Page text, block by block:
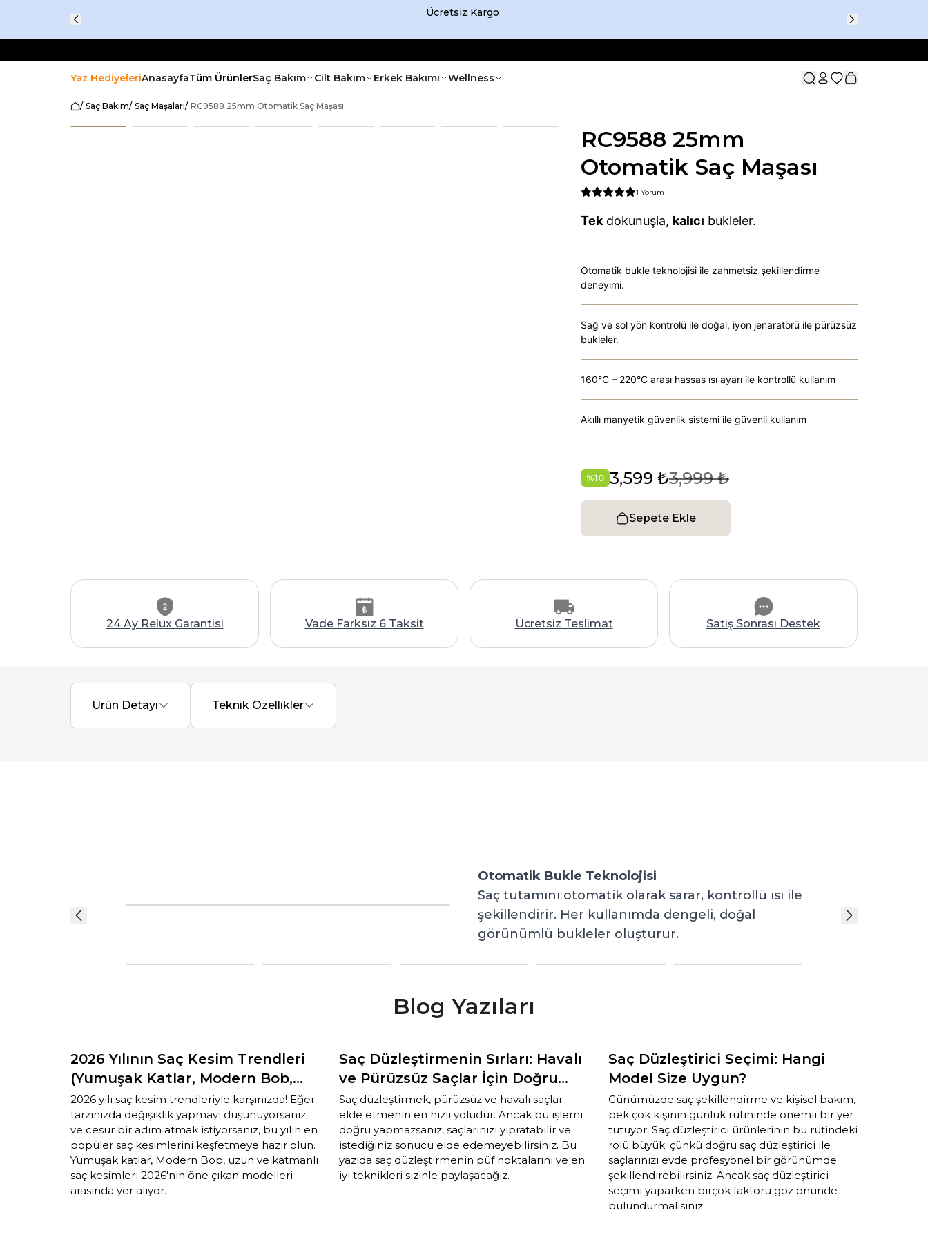
Ücretsiz Kargo
Yaz HediyeleriAnasayfaTüm ÜrünlerSaç Bakım Cilt Bakım Erkek Bakımı Wellness
/ Saç Bakım/ Saç Maşaları/ RC9588 25mm Otomatik Saç Maşası
RC9588 25mm
Otomatik Saç Maşası
1 Yorum
Tekdokunuşla, kalıcı bukleler.
Otomatik bukle teknolojisi ile zahmetsiz şekillendirme
deneyimi.
Sağ ve sol yön kontrolü ile doğal, iyon jenaratörü ile pürüzsüz
bukleler.
160°C – 220°C arası hassas ısı ayarı ile kontrollü kullanım
Akıllı manyetik güvenlik sistemi ile güvenli kullanım
%10 3,599 ₺3,999 ₺
Sepete Ekle
24 Ay Relux Garantisi Vade Farksız 6 Taksit Ücretsiz Teslimat Satış Sonrası Destek
Ürün Detayı Teknik Özellikler
Otomatik Bukle Teknolojisi
Saç tutamını otomatik olarak sarar, kontrollü ısı ile
şekillendirir. Her kullanımda dengeli, doğal
görünümlü bukleler oluşturur.
Blog Yazıları
2026 Yılının Saç Kesim Trendleri
(Yumuşak Katlar, Modern Bob,
Uzun ve Katmanlı Saçlar)
2026 yılı saç kesim trendleriyle karşınızda! Eğer
tarzınızda değişiklik yapmayı düşünüyorsanız
ve cesur bir adım atmak istiyorsanız, bu yılın en
popüler saç kesimlerini keşfetmeye hazır olun.
Yumuşak katlar, Modern Bob, uzun ve katmanlı
saç kesimleri 2026'nın öne çıkan modelleri
arasında yer alıyor.
Saç Düzleştirmenin Sırları: Havalı
ve Pürüzsüz Saçlar İçin Doğru
Adımlar
Saç düzleştirmek, pürüzsüz ve havalı saçlar
elde etmenin en hızlı yoludur. Ancak bu işlemi
doğru yapmazsanız, saçlarınızı yıpratabilir ve
istediğiniz sonucu elde edemeyebilirsiniz. Bu
yazıda saç düzleştirmenin püf noktalarını ve en
iyi teknikleri sizinle paylaşacağız.
Saç Düzleştirici Seçimi: Hangi
Model Size Uygun?
Günümüzde saç şekillendirme ve kişisel bakım,
pek çok kişinin günlük rutininde önemli bir yer
tutuyor. Saç düzleştirici ürünlerinin bu rutindeki
rolü büyük; çünkü doğru saç düzleştirici ile
saçlarınızı evde profesyonel bir görünümde
şekillendirebilirsiniz. Ancak saç düzleştirici
seçimi yaparken birçok faktörü göz önünde
bulundurmalısınız.